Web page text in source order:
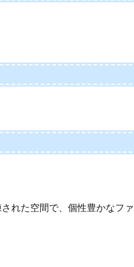
れた空間で、個性豊かなファ